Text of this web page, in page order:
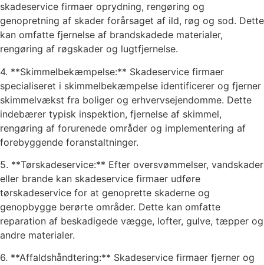
skadeservice firmaer oprydning, rengøring og
genopretning af skader forårsaget af ild, røg og sod. Dette
kan omfatte fjernelse af brandskadede materialer,
rengøring af røgskader og lugtfjernelse.
4. **Skimmelbekæmpelse:** Skadeservice firmaer
specialiseret i skimmelbekæmpelse identificerer og fjerner
skimmelvækst fra boliger og erhvervsejendomme. Dette
indebærer typisk inspektion, fjernelse af skimmel,
rengøring af forurenede områder og implementering af
forebyggende foranstaltninger.
5. **Tørskadeservice:** Efter oversvømmelser, vandskader
eller brande kan skadeservice firmaer udføre
tørskadeservice for at genoprette skaderne og
genopbygge berørte områder. Dette kan omfatte
reparation af beskadigede vægge, lofter, gulve, tæpper og
andre materialer.
6. **Affaldshåndtering:** Skadeservice firmaer fjerner og